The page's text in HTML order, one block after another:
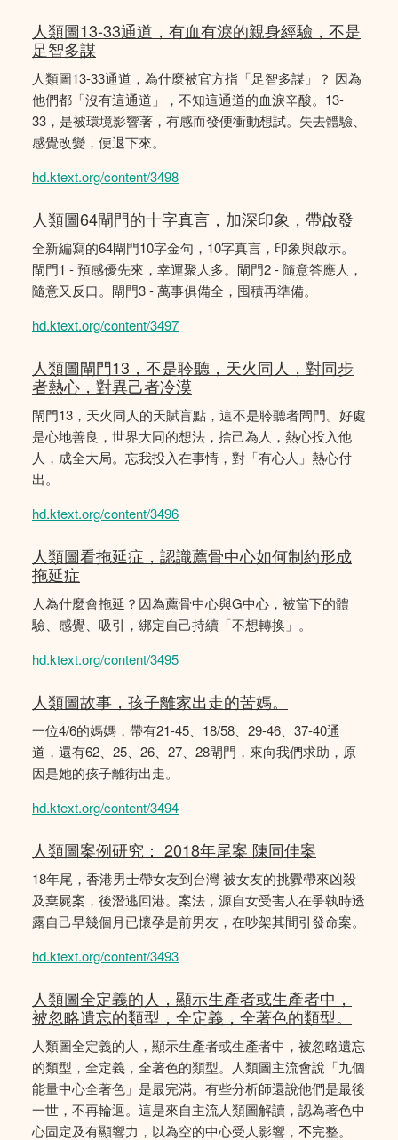
人類圖13-33通道，有血有淚的親身經驗，不是
足智多謀
人類圖13-33通道，為什麼被官方指「足智多謀」？ 因為
他們都「沒有這通道」，不知這通道的血淚辛酸。13-
33，是被環境影響著，有感而發便衝動想試。失去體驗、
感覺改變，便退下來。
hd.ktext.org/content/3498
人類圖64閘門的十字真言，加深印象，帶啟發
全新編寫的64閘門10字金句，10字真言，印象與啟示。
閘門1 - 預感優先來，幸運聚人多。閘門2 - 隨意答應人，
隨意又反口。閘門3 - 萬事俱備全，囤積再準備。
hd.ktext.org/content/3497
人類圖閘門13，不是聆聽，天火同人，對同步
者熱心，對異己者冷漠
閘門13，天火同人的天賦盲點，這不是聆聽者閘門。好處
是心地善良，世界大同的想法，捨己為人，熱心投入他
人，成全大局。忘我投入在事情，對「有心人」熱心付
出。
hd.ktext.org/content/3496
人類圖看拖延症，認識薦骨中心如何制約形成
拖延症
人為什麼會拖延？因為薦骨中心與G中心，被當下的體
驗、感覺、吸引，綁定自己持續「不想轉換」。
hd.ktext.org/content/3495
人類圖故事，孩子離家出走的苦媽。
一位4/6的媽媽，帶有21-45、18/58、29-46、37-40通
道，還有62、25、26、27、28閘門，來向我們求助，原
因是她的孩子離街出走。
hd.ktext.org/content/3494
人類圖案例研究： 2018年尾案 陳同佳案
18年尾，香港男士帶女友到台灣 被女友的挑釁帶來凶殺
及棄屍案，後潛逃回港。案法，源自女受害人在爭執時透
露自己早幾個月已懷孕是前男友，在吵架其間引發命案。
hd.ktext.org/content/3493
人類圖全定義的人，顯示生產者或生產者中，
被忽略遺忘的類型，全定義，全著色的類型。
人類圖全定義的人，顯示生產者或生產者中，被忽略遺忘
的類型，全定義，全著色的類型。人類圖主流會說「九個
能量中心全著色」是最完滿。有些分析師還說他們是最後
一世，不再輪迴。這是來自主流人類圖解讀，認為著色中
心固定及有顯響力，以為空的中心受人影響，𣎴完整。